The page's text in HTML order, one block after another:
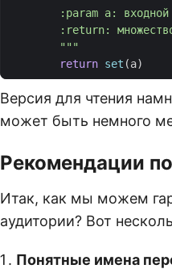
        """
return set (a)
Версия для чтения
может быть немного
Рекомендации
Итак, как мы можем
аудитории? Вот
Понятные имена